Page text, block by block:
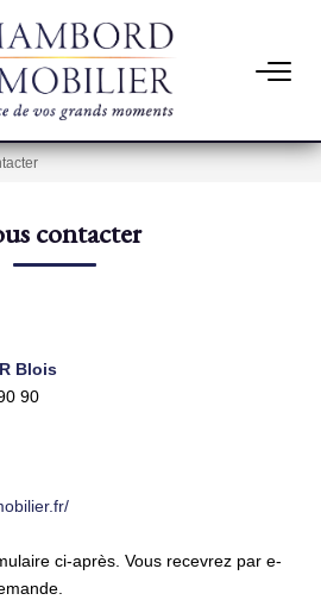
ACHAT
ESTIMATION
Par Un Professionnel
SYNDIC
AGENCES
contacter
Blois
90
ci-après. Vous recevrez par e-